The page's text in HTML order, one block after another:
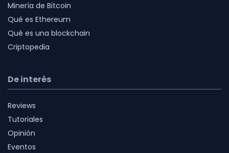
Minería de Bitcoin
Qué es Ethereum
Qué es una blockchain
Criptopedia
De interés
Reviews
Tutoriales
Opinión
Eventos